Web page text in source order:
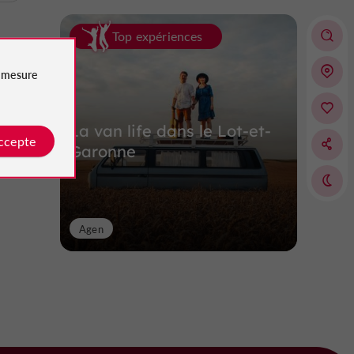
Top expériences
La van life dans le Lot-et-
Garonne
Agen
mesure